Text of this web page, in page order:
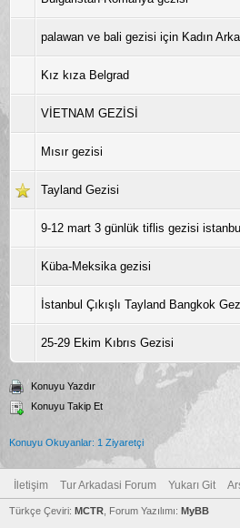
palawan ve bali gezisi için Kadın
Kız kıza Belgrad
VİETNAM GEZİSİ
Mısır gezisi
Tayland Gezisi
9-12 mart 3 günlük tiflis gezisi istanbul
Küba-Meksika gezisi
İstanbul Çıkışlı Tayland Bangkok
25-29 Ekim Kıbrıs Gezisi
Konuyu Yazdır
Konuyu Takip Et
Konuyu Okuyanlar: 1 Ziyaretçi
İletişim Tur Arkadasi Forum Yukarı Git
Türkçe Çeviri: MCTR , Forum Yazılımı: MyBB